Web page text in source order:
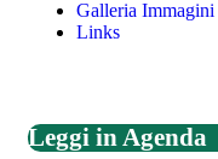
Galleria Immagini
Links
Leggi in Agenda